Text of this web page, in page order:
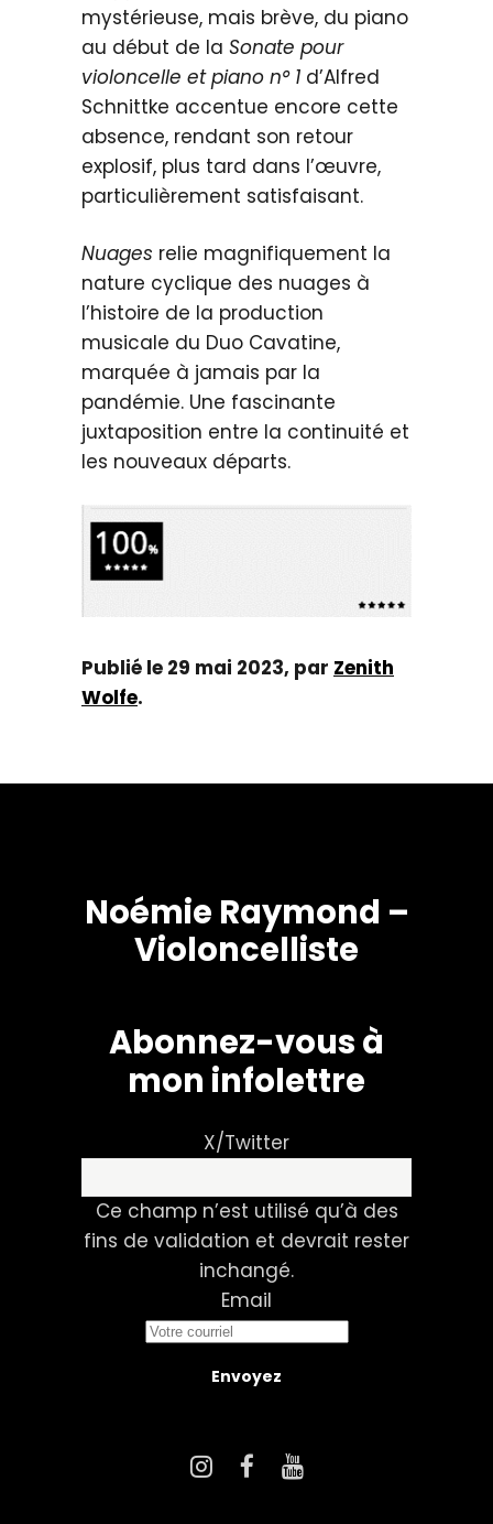
mystérieuse, mais brève, du piano
au début de la Sonate pour
violoncelle et piano n° 1 d’Alfred
Schnittke accentue encore cette
absence, rendant son retour
explosif, plus tard dans l’œuvre,
particulièrement satisfaisant.
Nuages relie magnifiquement la
nature cyclique des nuages à
l’histoire de la production
musicale du Duo Cavatine,
marquée à jamais par la
pandémie. Une fascinante
juxtaposition entre la continuité et
les nouveaux départs.
Publié le 29 mai 2023, par Zenith
Wolfe.
Noémie Raymond –
Violoncelliste
Abonnez-vous à
mon infolettre
X/Twitter
Ce champ n’est utilisé qu’à des
fins de validation et devrait rester
inchangé.
Email